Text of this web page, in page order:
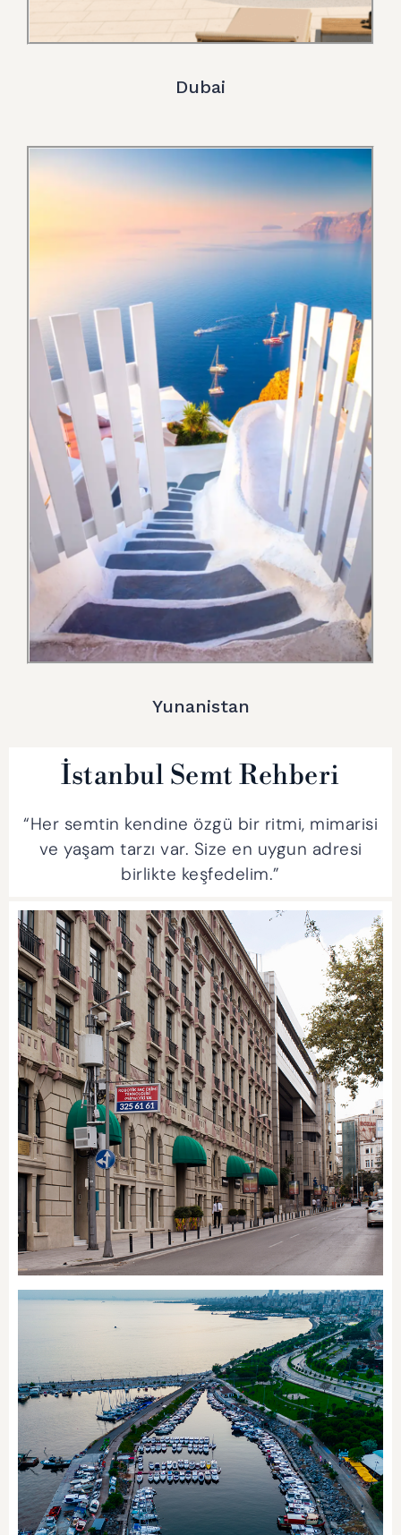
Dubai
Yunanistan
İstanbul Semt Rehberi
“Her semtin kendine özgü bir ritmi, mimarisi
ve yaşam tarzı var. Size en uygun adresi
birlikte keşfedelim.”
Nişantaşı / Maçka / Teşvikiye